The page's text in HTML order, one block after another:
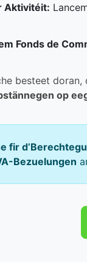
Aktivitéit:
Fonds de
besteet doran,
op
fir
Bezuelungen